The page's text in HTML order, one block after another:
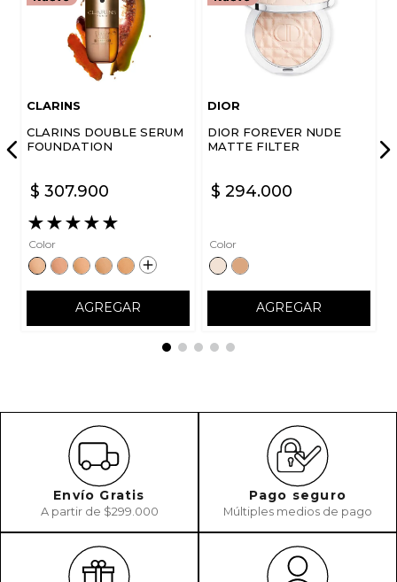
CLARINS
CLARINS DOUBLE SERUM
FOUNDATION
$ 307.900
★★★★★
Color
AGREGAR
DIOR
DIOR FOREVER NUDE
MATTE FILTER
$ 294.000
Color
AGREGAR
Envío Gratis
A partir de $299.000
Pago seguro
Múltiples medios de pago